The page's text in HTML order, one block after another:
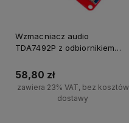
Wzmacniacz audio
TDA7492P z odbiornikiem
58,80 zł
zawiera 23% VAT, bez kosztów
dostawy